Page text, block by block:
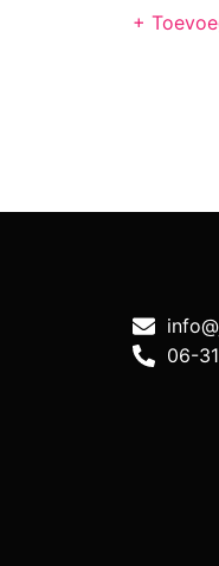
+
06-